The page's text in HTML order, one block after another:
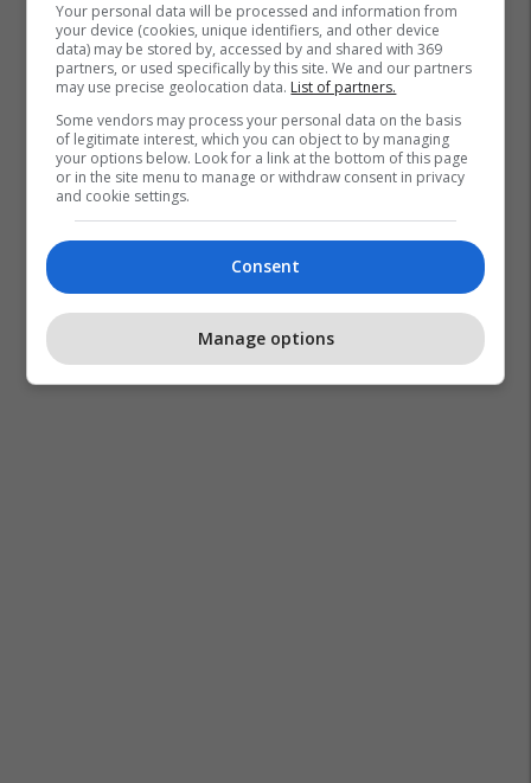
Reshat Ramadani
Your personal data will be processed and information from
your device (cookies, unique identifiers, and other device
data) may be stored by, accessed by and shared with 369
partners, or used specifically by this site. We and our partners
may use precise geolocation data. List of partners.
Some vendors may process your personal data on the basis
of legitimate interest, which you can object to by managing
your options below. Look for a link at the bottom of this page
or in the site menu to manage or withdraw consent in privacy
and cookie settings.
Consent
Manage options